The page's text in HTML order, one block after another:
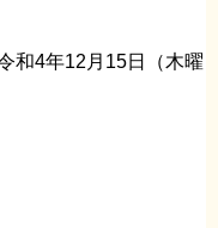
4年12月15日（木曜